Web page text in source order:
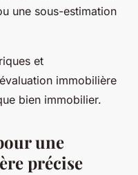
une sous-estimation
et
immobilière
bien immobilier.
une
précise